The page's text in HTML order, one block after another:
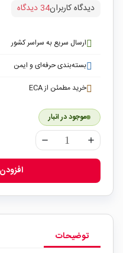
دیدگاه کاربران34 دیدگاه
ارسال سریع به سراسر کشور
بسته‌بندی حرفه‌ای و ایمن
خرید مطمئن از ECA
موجود در انبار
remove add
توضیحات